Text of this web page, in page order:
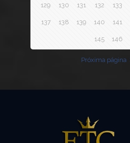
129 130 131 132 133
137 138 139 140 141
145 146
Próxima página